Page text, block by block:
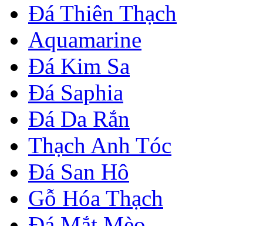
Đá Thiên Thạch
Aquamarine
Đá Kim Sa
Đá Saphia
Đá Da Rắn
Thạch Anh Tóc
Đá San Hô
Gỗ Hóa Thạch